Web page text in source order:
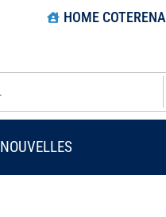
HOME COTERENA
NOUVELLES